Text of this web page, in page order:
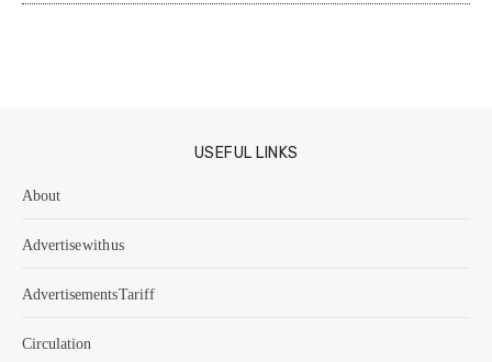
USEFUL LINKS
About
Advertise with us
Advertisements Tariff
Circulation